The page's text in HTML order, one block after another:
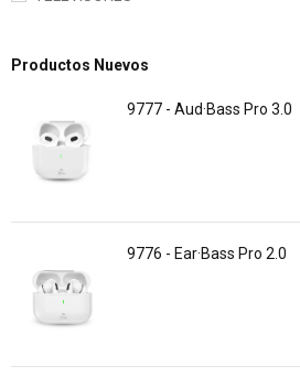
Productos Nuevos
9777 - Aud·Bass Pro 3.0
9776 - Ear·Bass Pro 2.0